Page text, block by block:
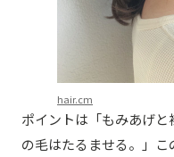
hair.cm
ポイントは「もみあげ
の毛はたるませる。」